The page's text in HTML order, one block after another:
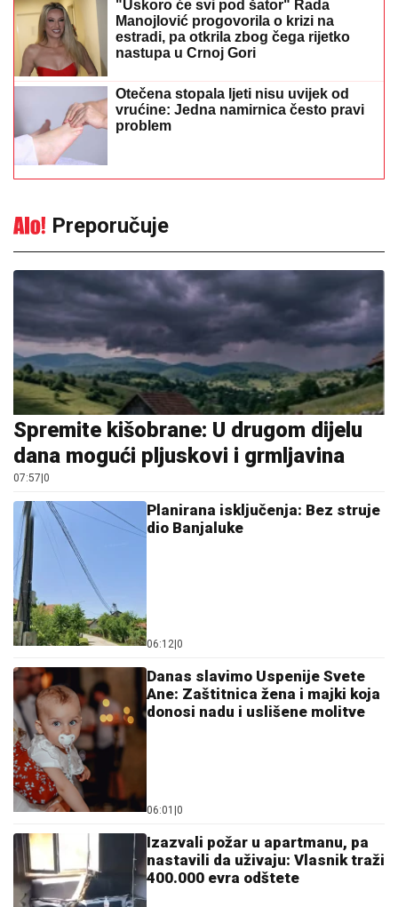
"Uskoro će svi pod šator" Rada
Manojlović progovorila o krizi na
estradi, pa otkrila zbog čega rijetko
nastupa u Crnoj Gori
Otečena stopala ljeti nisu uvijek od
vrućine: Jedna namirnica često pravi
problem
Preporučuje
Spremite kišobrane: U drugom dijelu
dana mogući pljuskovi i grmljavina
07:57 0
Planirana isključenja: Bez struje
dio Banjaluke
06:12 0
Danas slavimo Uspenije Svete
Ane: Zaštitnica žena i majki koja
donosi nadu i uslišene molitve
06:01 0
Izazvali požar u apartmanu, pa
nastavili da uživaju: Vlasnik traži
400.000 evra odštete